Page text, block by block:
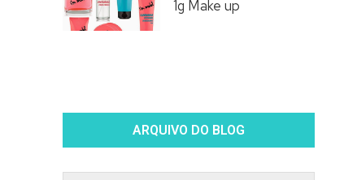
1g Make up
ARQUIVO DO BLOG